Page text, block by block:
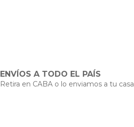
ENVÍOS A TODO EL PAÍS
Retira en CABA o lo enviamos a tu casa